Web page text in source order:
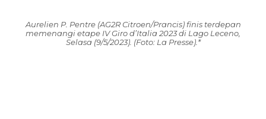
Aurelien P. Pentre (AG2R Citroen/Prancis) finis terdepan
memenangi etape IV Giro d’Italia 2023 di Lago Leceno,
Selasa (9/5/2023). (Foto: La Presse).*